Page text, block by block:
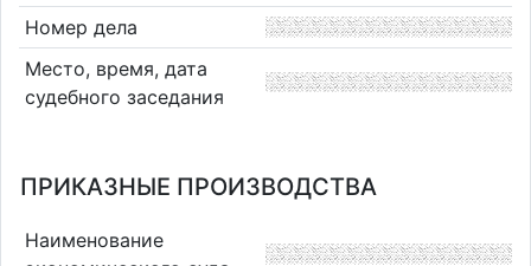
Номер дела
Место, время, дата
судебного заседания
ПРИКАЗНЫЕ ПРОИЗВОДСТВА
Наименование